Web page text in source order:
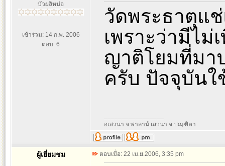
บัวผลิหน่อ
เข้าร่วม: 14 ก.พ. 2006
ตอบ: 6
วัดพระธาตุแ
เพราะว่ามีไม่
ญาติโยมที่มา
ครับ ปัจจุบันใ
อเสวนา จ พาลานํ เสวนา จ ปณฺฑิตา
ผู้เยี่ยมชม ตอบเมื่อ: 22 เม.ย.2006, 3:35 pm